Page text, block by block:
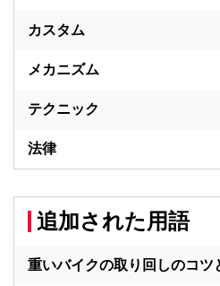
カスタム
メカニズム
テクニック
法律
追加された用語
重いバイクの取り回しのコツ